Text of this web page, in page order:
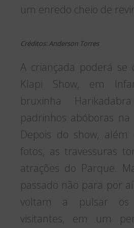
um enredo cheio de
Créditos: Anderson Torres
A criançada poderá se
Klapi Show, em
bruxinha
padrinhos abóboras na
Depois do show, além
fotos, as travessuras
atrações do Parque.
passado não para por
voltam a pulsar os
visitantes, em um